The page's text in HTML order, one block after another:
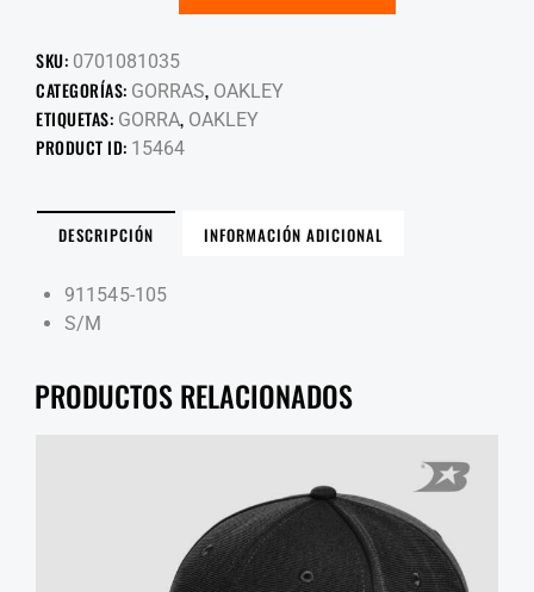
SKU: 0701081035
CATEGORÍAS: GORRAS, OAKLEY
ETIQUETAS: GORRA, OAKLEY
PRODUCT ID: 15464
DESCRIPCIÓN INFORMACIÓN ADICIONAL
911545-105
S/M
PRODUCTOS RELACIONADOS